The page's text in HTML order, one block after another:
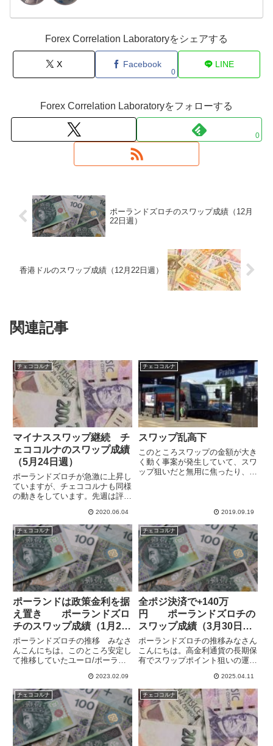
Forex Correlation Laboratoryをシェアする
X Facebook
0
LINE
Forex Correlation Laboratoryをフォローする
0
ポーランドズロチのスワップ成績（12月
22日週）
香港ドルのスワップ成績（12月22日週）
関連記事
チェココルナ
マイナススワップ継続 チ
ェココルナのスワップ成績
（5月24日週）
ポーランドズロチが急激に上昇し
ていますが、チェココルナも同様
の動きをしています。先週は評価
定を期待してチェココルナの運用
をしているわけなので、損失が減
少するのは嬉しいのですが、あま
り速い動きがあるのは好ましく
あ...
2020.06.04
チェココルナ
スワップ乱高下
このところスワップの金額が大き
く動く事案が発生していて、スワ
ップ狙いだと無用に焦ったり、ぬ
BLOGで書いた香港ドル/円の売
2019.09.19
チェココルナ
ポーランドは政策金利を据
え置き ポーランドズロ
チのスワップ成績（1月29
日週）
ポーランドズロチの推移 みなさ
んこんにちは。このところ安定し
て推移していたユーロ/ポーラン
以降ユーロ安ズロチ高となって久
しぶりに大きく上昇しました。ユ
ーロ/チェココルナと米ドル/ハン
ガリーフォリントも動いたので...
2023.02.09
チェココルナ
全ポジ決済で+140万
円 ポーランドズロチの
スワップ成績（3月30日
週）
ポーランドズロチの推移みなさん
こんにちは。高金利通貨の長期保
有でスワップポイント狙いの運用
ランドズロチとチェココルナは対
ユーロでとくに変動が小さく、新
興国の高金利通貨と比較してかな
り安定しています。3月30日週...
2025.04.11
チェココルナ チェココルナ